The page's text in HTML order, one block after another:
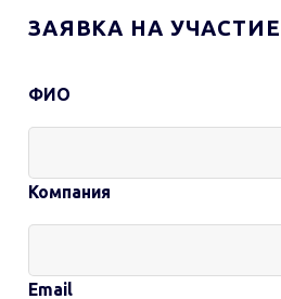
ЗАЯВКА НА УЧАСТИЕ
Контактная
информация
ФИО
Компания
Email